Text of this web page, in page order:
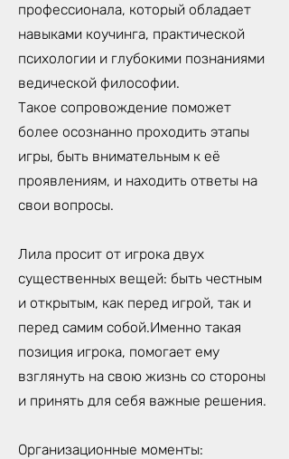
профессионала, который обладает
навыками коучинга, практической
психологии и глубокими познаниями
ведической философии.
Такое сопровождение поможет
более осознанно проходить этапы
игры, быть внимательным к её
проявлениям, и находить ответы на
свои вопросы.
Лила просит от игрока двух
существенных вещей: быть честным
и открытым, как перед игрой, так и
перед самим собой.Именно такая
позиция игрока, помогает ему
взглянуть на свою жизнь со стороны
и принять для себя важные решения.
Организационные моменты: